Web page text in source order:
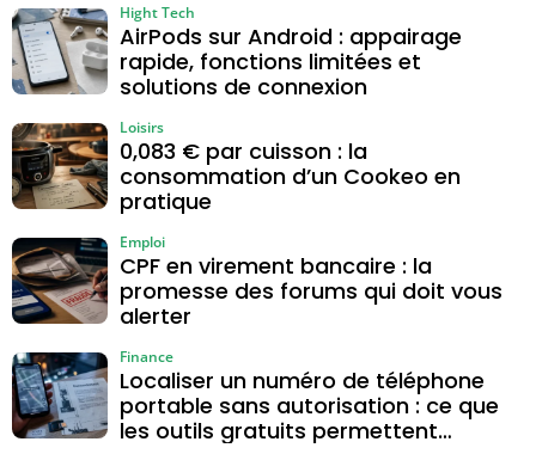
AirPods sur Android : appairage
rapide, fonctions limitées et
solutions de connexion
Hight Tech
0,083 € par cuisson : la
consommation d’un Cookeo en
pratique
Loisirs
CPF en virement bancaire : la
promesse des forums qui doit vous
alerter
Emploi
Localiser un numéro de téléphone
portable sans autorisation : ce que
les outils gratuits permettent
Finance